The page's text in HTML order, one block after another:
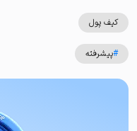
کیف پول
#پیشرفته